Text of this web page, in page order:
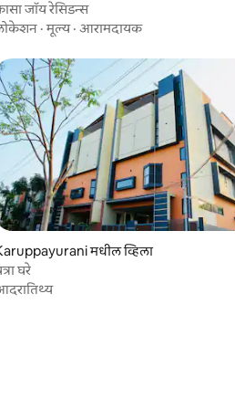
जॉय रेसिडन्स
·मूल्य· आरामदायक
रेटिंग, 101 रिव्ह्यूज
मधील व्हिला
घरे